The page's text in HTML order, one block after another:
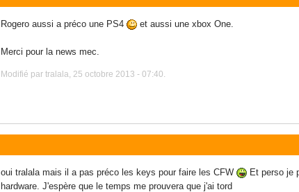
Rogero aussi a préco une PS4 et aussi une xbox One.
Merci pour la news mec.
Modifié par tralala, 25 octobre 2013 - 07:40.
oui tralala mais il a pas préco les keys pour faire les CFW
Et perso je
hardware. J'espère que le temps me prouvera que j'ai tord